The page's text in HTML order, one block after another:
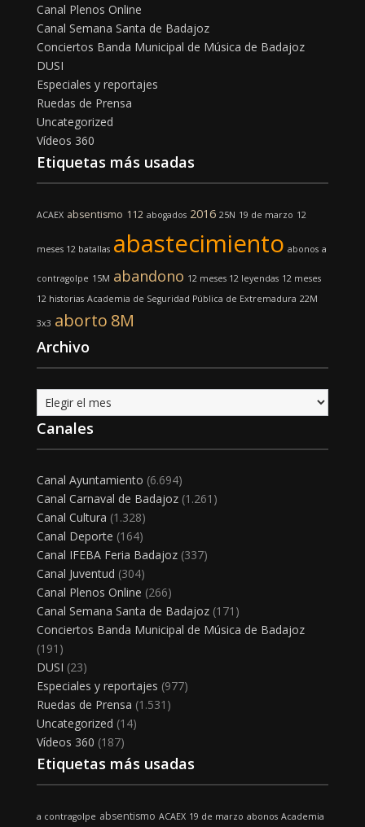
Canal Plenos Online
Canal Semana Santa de Badajoz
Conciertos Banda Municipal de Música de Badajoz
DUSI
Especiales y reportajes
Ruedas de Prensa
Uncategorized
Vídeos 360
Etiquetas más usadas
ACAEX absentismo 112 abogados 2016 25N 19 de marzo 12
meses 12 batallas abastecimiento abonos a
contragolpe 15M abandono 12 meses 12 leyendas 12 meses
12 historias Academia de Seguridad Pública de Extremadura 22M
3x3 aborto 8M
Archivo
Archivo
Canales
Canal Ayuntamiento (6.694)
Canal Carnaval de Badajoz(1.261)
Canal Cultura (1.328)
Canal Deporte (164)
Canal IFEBA Feria Badajoz(337)
Canal Juventud (304)
Canal Plenos Online (266)
Canal Semana Santa de Badajoz(171)
Conciertos Banda Municipal de Música de Badajoz
(191)
DUSI (23)
Especiales y reportajes (977)
Ruedas de Prensa (1.531)
Uncategorized (14)
Vídeos 360 (187)
Etiquetas más usadas
a contragolpe absentismo ACAEX 19 de marzo abonos Academia